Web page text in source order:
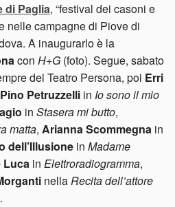
di Paglia, “festival dei casoni e
nelle campagne di Piove di
A inaugurarlo è la
con H+G (foto). Segue, sabato
del Teatro Persona, poi Erri
Pino Petruzzelli in Io sono il mio
in Stasera mi butto,
matta, Arianna Scommegna in
dell’Illusione in Madame
Luca in Elettroradiogramma,
nellaRecita dell’attore
.